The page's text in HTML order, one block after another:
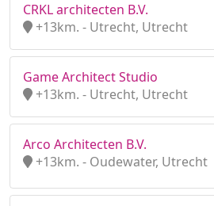
CRKL architecten B.V.
+13km. - Utrecht, Utrecht
Game Architect Studio
+13km. - Utrecht, Utrecht
Arco Architecten B.V.
+13km. - Oudewater, Utrecht